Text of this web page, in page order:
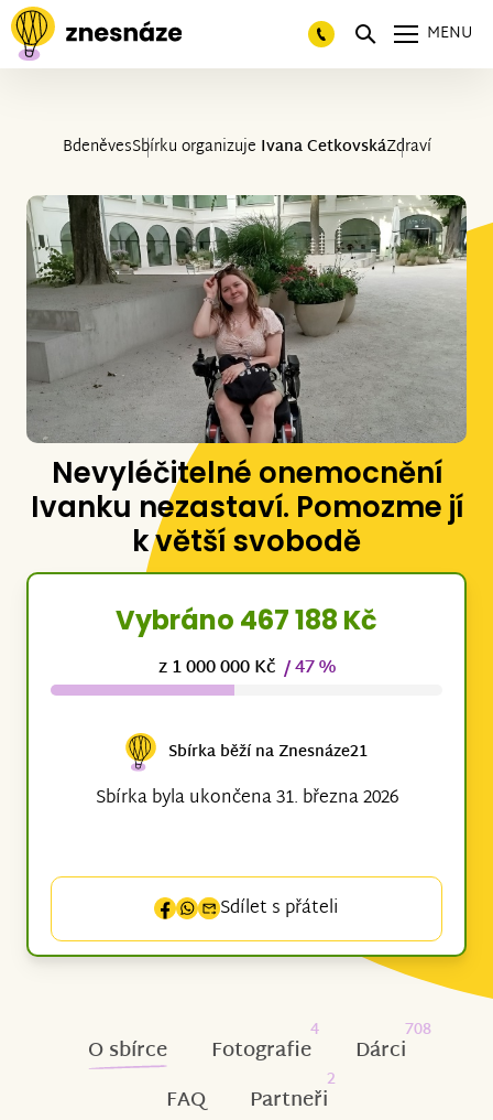
MENU
BdeněvesSbírku organizuje Ivana CetkovskáZdraví
Nevyléčitelné onemocnění
Ivanku nezastaví. Pomozme jí
k větší svobodě
Vybráno 467 188 Kč
z 1 000 000 Kč / 47 %
Sbírka běží na Znesnáze21
Sbírka byla ukončena 31. března 2026
Sdílet s přáteli
O sbírce Fotografie
4
Dárci
708
FAQ Partneři
2